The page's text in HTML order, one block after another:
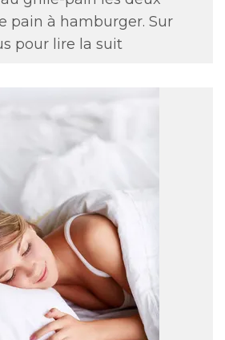
pain à hamburger. Sur
pour lire la suit